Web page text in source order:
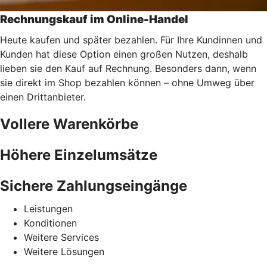
Rechnungskauf im Online-Handel
Heute kaufen und später bezahlen. Für Ihre Kundinnen und
Kunden hat diese Option einen großen Nutzen, deshalb
lieben sie den Kauf auf Rechnung. Besonders dann, wenn
sie direkt im Shop bezahlen können – ohne Umweg über
einen Drittanbieter.
Vollere Warenkörbe
Höhere Einzelumsätze
Sichere Zahlungseingänge
Leistungen
Konditionen
Weitere Services
Weitere Lösungen